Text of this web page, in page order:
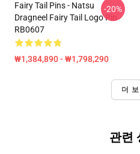
Fairy Tail Pins - Natsu
Dragneel Fairy Tail Logo Pin
RB0607
₩1,384,890 - ₩1,798,290
-20%
더 보
관련